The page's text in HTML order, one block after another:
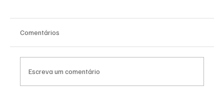
Comentários
Escreva um comentário